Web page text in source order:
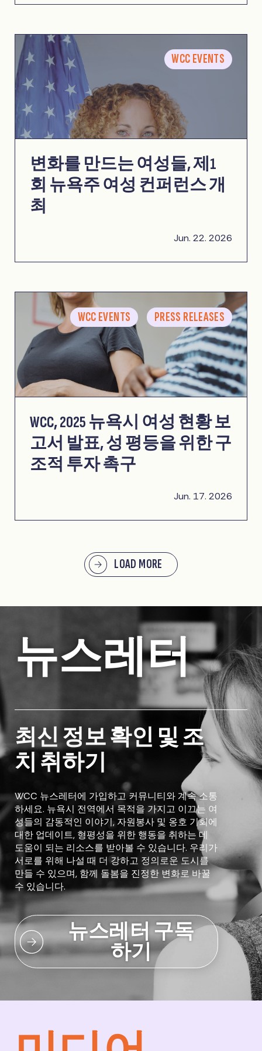
WCC EVENTS
변화를 만드는 여성들, 제1
회 뉴욕주 여성 컨퍼런스 개
최
Jun. 22. 2026
WCC EVENTS PRESS RELEASES
WCC, 2025 뉴욕시 여성 현황 보
고서 발표, 성 평등을 위한 구
조적 투자 촉구
Jun. 17. 2026
LOAD MORE
뉴스레터
최신 정보 확인 및 조
치 취하기
WCC 뉴스레터에 가입하고 커뮤니티와 계속 소통
하세요. 뉴욕시 전역에서 목적을 가지고 이끄는 여
성들의 감동적인 이야기, 자원봉사 및 옹호 기회에
대한 업데이트, 형평성을 위한 행동을 취하는 데
도움이 되는 리소스를 받아볼 수 있습니다. 우리가
서로를 위해 나설 때 더 강하고 정의로운 도시를
만들 수 있으며, 함께 돌봄을 진정한 변화로 바꿀
수 있습니다.
뉴스레터 구독
하기